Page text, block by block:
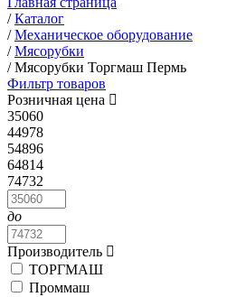
/Каталог
/Механическое оборудование
/Мясорубки
/Мясорубки Торгмаш Пермь
Фильтр товаров
Розничная цена
35060
44978
54896
64814
74732
до
Производитель
ТОРГМАШ
Проммаш